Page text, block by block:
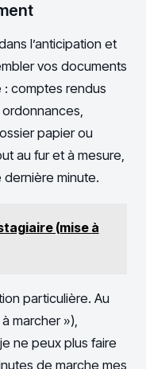
l’anticipation et
vos documents
: comptes rendus
papier ou
au fur et à mesure,
minute.
(mise à
particulière. Au
marcher »),
ne peux plus faire
de marche mes